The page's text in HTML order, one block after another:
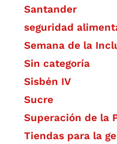
Santander
seguridad
Semana de la
Sin categoría
Sisbén IV
Sucre
Superación de la
Tiendas para la